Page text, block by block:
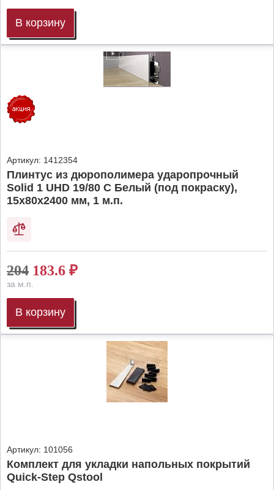
В корзину
Артикул: 1412354
Плинтус из дюрополимера ударопрочный
Solid 1 UHD 19/80 C Белый (под покраску),
15х80х2400 мм, 1 м.п.
204 183.6 ₽
за м.п.
В корзину
Артикул: 101056
Комплект для укладки напольных покрытий
Quick-Step Qstool